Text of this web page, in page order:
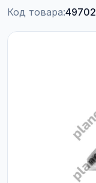
Код товара:49702